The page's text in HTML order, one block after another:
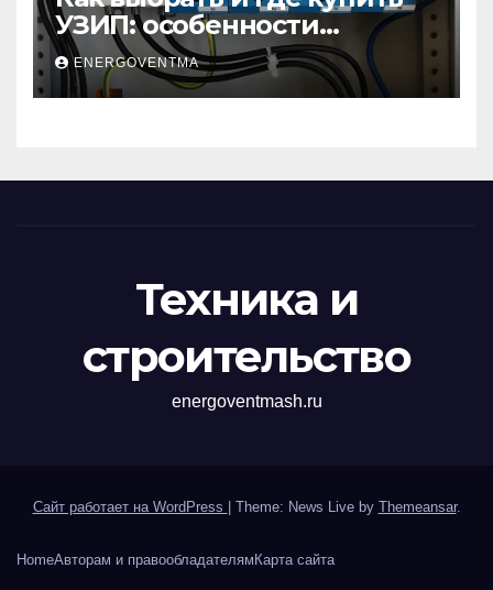
УЗИП: особенности
устройств защиты от
импульсных
перенапряжений
ENERGOVENTMA
Техника и
строительство
energoventmash.ru
Сайт работает на WordPress Theme: News Live by Themeansar.
HomeАвторам и правообладателям Карта сайта